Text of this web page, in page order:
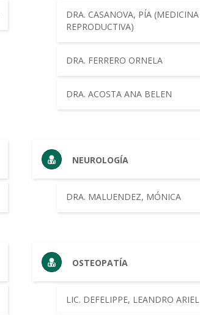
DRA. CASANOVA, PÍA (MEDICINA
REPRODUCTIVA)
DRA. FERRERO ORNELA
DRA. ACOSTA ANA BELEN
NEUROLOGÍA
DRA. MALUENDEZ, MÓNICA
OSTEOPATÍA
LIC. DEFELIPPE, LEANDRO ARIEL